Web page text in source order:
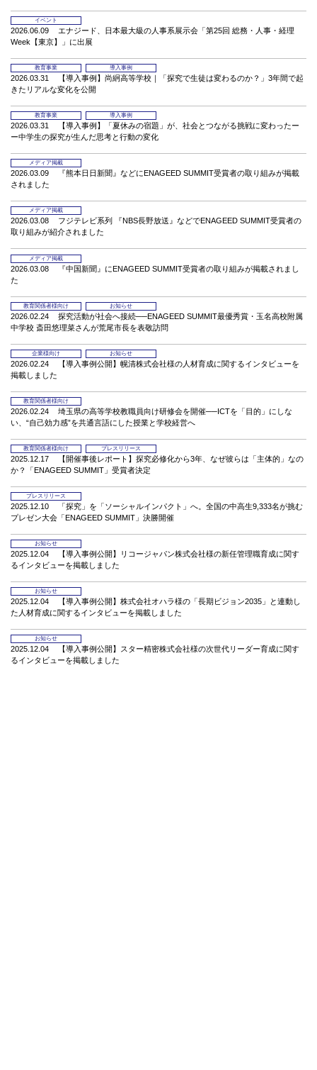
イベント
2026.06.09
エナジード、日本最大級の人事系展示会「第25回 総務・人事・経理
Week【東京】」に出展
教育事業 導入事例
2026.03.31
【導入事例】尚絅高等学校｜「探究で生徒は変わるのか？」3年間で起
きたリアルな変化を公開
教育事業 導入事例
2026.03.31
【導入事例】「夏休みの宿題」が、社会とつながる挑戦に変わったー
ー中学生の探究が生んだ思考と行動の変化
メディア掲載
2026.03.09
『熊本日日新聞』などにENAGEED SUMMIT受賞者の取り組みが掲載
されました
メディア掲載
2026.03.08
フジテレビ系列 『NBS長野放送』などでENAGEED SUMMIT受賞者の
取り組みが紹介されました
メディア掲載
2026.03.08
『中国新聞』にENAGEED SUMMIT受賞者の取り組みが掲載されまし
た
教育関係者様向け お知らせ
2026.02.24
探究活動が社会へ接続──ENAGEED SUMMIT最優秀賞・玉名高校附属
中学校 斎田悠理菜さんが荒尾市長を表敬訪問
企業様向け お知らせ
2026.02.24
【導入事例公開】幌清株式会社様の人材育成に関するインタビューを
掲載しました
教育関係者様向け
2026.02.24
埼玉県の高等学校教職員向け研修会を開催──ICTを「目的」にしな
い、“自己効力感”を共通言語にした授業と学校経営へ
教育関係者様向け プレスリリース
2025.12.17
【開催事後レポート】探究必修化から3年、なぜ彼らは「主体的」なの
か？「ENAGEED SUMMIT」受賞者決定
プレスリリース
2025.12.10
「探究」を「ソーシャルインパクト」へ。全国の中高生9,333名が挑む
プレゼン大会「ENAGEED SUMMIT」決勝開催
お知らせ
2025.12.04
【導入事例公開】リコージャパン株式会社様の新任管理職育成に関す
るインタビューを掲載しました
お知らせ
2025.12.04
【導入事例公開】株式会社オハラ様の「長期ビジョン2035」と連動し
た人材育成に関するインタビューを掲載しました
お知らせ
2025.12.04
【導入事例公開】スター精密株式会社様の次世代リーダー育成に関す
るインタビューを掲載しました